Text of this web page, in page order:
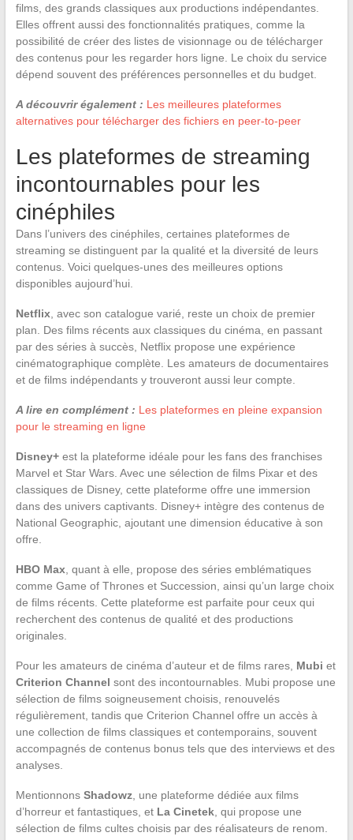
films, des grands classiques aux productions indépendantes.
Elles offrent aussi des fonctionnalités pratiques, comme la
possibilité de créer des listes de visionnage ou de télécharger
des contenus pour les regarder hors ligne. Le choix du service
dépend souvent des préférences personnelles et du budget.
A découvrir également : Les meilleures plateformes
alternatives pour télécharger des fichiers en peer-to-peer
Les plateformes de streaming
incontournables pour les
cinéphiles
Dans l’univers des cinéphiles, certaines plateformes de
streaming se distinguent par la qualité et la diversité de leurs
contenus. Voici quelques-unes des meilleures options
disponibles aujourd’hui.
Netflix, avec son catalogue varié, reste un choix de premier
plan. Des films récents aux classiques du cinéma, en passant
par des séries à succès, Netflix propose une expérience
cinématographique complète. Les amateurs de documentaires
et de films indépendants y trouveront aussi leur compte.
A lire en complément : Les plateformes en pleine expansion
pour le streaming en ligne
Disney+est la plateforme idéale pour les fans des franchises
Marvel et Star Wars. Avec une sélection de films Pixar et des
classiques de Disney, cette plateforme offre une immersion
dans des univers captivants. Disney+ intègre des contenus de
National Geographic, ajoutant une dimension éducative à son
offre.
HBO Max, quant à elle, propose des séries emblématiques
comme Game of Thrones et Succession, ainsi qu’un large choix
de films récents. Cette plateforme est parfaite pour ceux qui
recherchent des contenus de qualité et des productions
originales.
Pour les amateurs de cinéma d’auteur et de films rares, Mubi et
Criterion Channel sont des incontournables. Mubi propose une
sélection de films soigneusement choisis, renouvelés
régulièrement, tandis que Criterion Channel offre un accès à
une collection de films classiques et contemporains, souvent
accompagnés de contenus bonus tels que des interviews et des
analyses.
Mentionnons Shadowz, une plateforme dédiée aux films
d’horreur et fantastiques, et La Cinetek, qui propose une
sélection de films cultes choisis par des réalisateurs de renom.